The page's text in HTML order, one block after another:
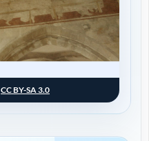
CC BY-SA 3.0